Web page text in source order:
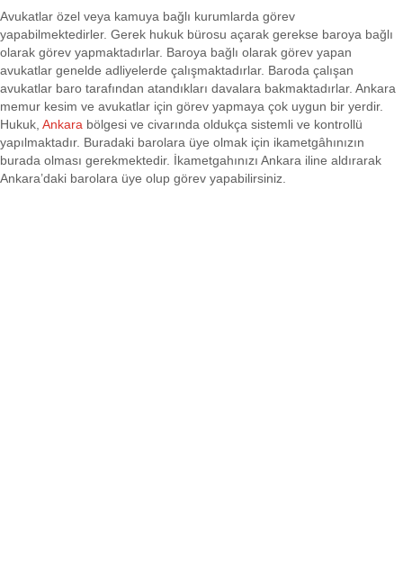
Avukatlar özel veya kamuya bağlı kurumlarda görev
yapabilmektedirler. Gerek hukuk bürosu açarak gerekse baroya bağlı
olarak görev yapmaktadırlar. Baroya bağlı olarak görev yapan
avukatlar genelde adliyelerde çalışmaktadırlar. Baroda çalışan
avukatlar baro tarafından atandıkları davalara bakmaktadırlar. Ankara
memur kesim ve avukatlar için görev yapmaya çok uygun bir yerdir.
Hukuk, Ankara bölgesi ve civarında oldukça sistemli ve kontrollü
yapılmaktadır. Buradaki barolara üye olmak için ikametgâhınızın
burada olması gerekmektedir. İkametgahınızı Ankara iline aldırarak
Ankara’daki barolara üye olup görev yapabilirsiniz.